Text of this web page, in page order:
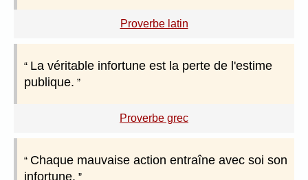
Proverbe latin
La véritable infortune est la perte de l'estime
publique.
Proverbe grec
Chaque mauvaise action entraîne avec soi son
infortune.